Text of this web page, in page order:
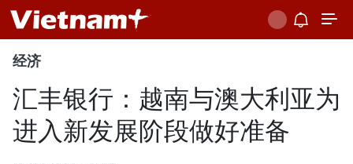
经济
汇丰银行：越南与澳大利亚为
进入新发展阶段做好准备